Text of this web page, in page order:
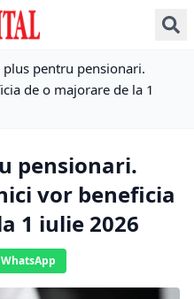
plus pentru pensionari.
de o majorare de la 1
pensionari.
vor beneficia
1 iulie 2026
WhatsApp